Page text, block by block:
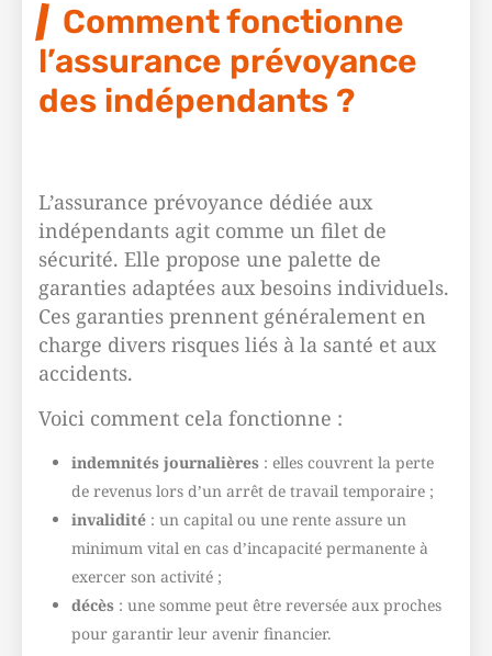
Comment fonctionne
l’assurance prévoyance
des indépendants ?
L’assurance prévoyance dédiée aux
indépendants agit comme un filet de
sécurité. Elle propose une palette de
garanties adaptées aux besoins individuels.
Ces garanties prennent généralement en
charge divers risques liés à la santé et aux
accidents.
Voici comment cela fonctionne :
indemnités journalières : elles couvrent la perte
de revenus lors d’un arrêt de travail temporaire ;
invalidité : un capital ou une rente assure un
minimum vital en cas d’incapacité permanente à
exercer son activité ;
décès : une somme peut être reversée aux proches
pour garantir leur avenir financier.